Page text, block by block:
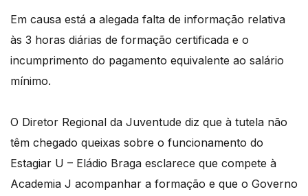
Em causa está a alegada falta de informação relativa
às 3 horas diárias de formação certificada e o
incumprimento do pagamento equivalente ao salário
mínimo.
O Diretor Regional da Juventude diz que à tutela não
têm chegado queixas sobre o funcionamento do
Estagiar U – Eládio Braga esclarece que compete à
Academia J acompanhar a formação e que o Governo